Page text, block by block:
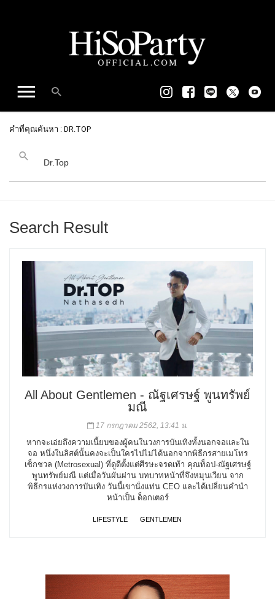
คำที่คุณค้นหา : DR.TOP
Search Result
All About Gentlemen - ณัฐเศรษฐ์ พูนทรัพย์
มณี
17 กรกฎาคม 2562, 13:41 น.
หากจะเอ่ยถึงความเนี้ยบของผู้คนในวงการบันเทิงทั้งนอกจอและใน
จอ หนึ่งในลิสต์นั้นคงจะเป็นใครไปไม่ได้นอกจากพิธีกรสายเมโทร
เซ็กชวล (Metrosexual) ที่ดูดีตั้งแต่ศีรษะจรดเท้า คุณท็อป-ณัฐเศรษฐ์
พูนทรัพย์มณี แต่เมื่อวันผันผ่าน บทบาทหน้าที่จึงหมุนเวียน จาก
พิธีกรแห่งวงการบันเทิง วันนี้เขานั่งแท่น CEO และได้เปลี่ยนคำนำ
หน้าเป็น ด็อกเตอร์
LIFESTYLE GENTLEMEN